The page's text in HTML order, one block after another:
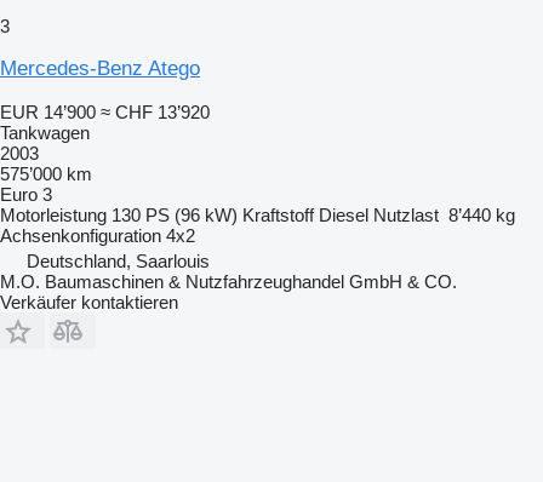
3
Mercedes-Benz Atego
EUR 14’900 ≈ CHF 13’920
Tankwagen
2003
575’000 km
Euro 3
Motorleistung 130 PS (96 kW) Kraftstoff Diesel Nutzlast 8’440 kg
Achsenkonfiguration 4x2
Deutschland, Saarlouis
M.O. Baumaschinen & Nutzfahrzeughandel GmbH & CO.
Verkäufer kontaktieren